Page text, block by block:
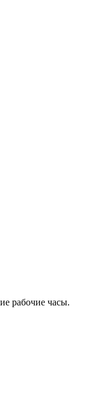
рабочие часы.